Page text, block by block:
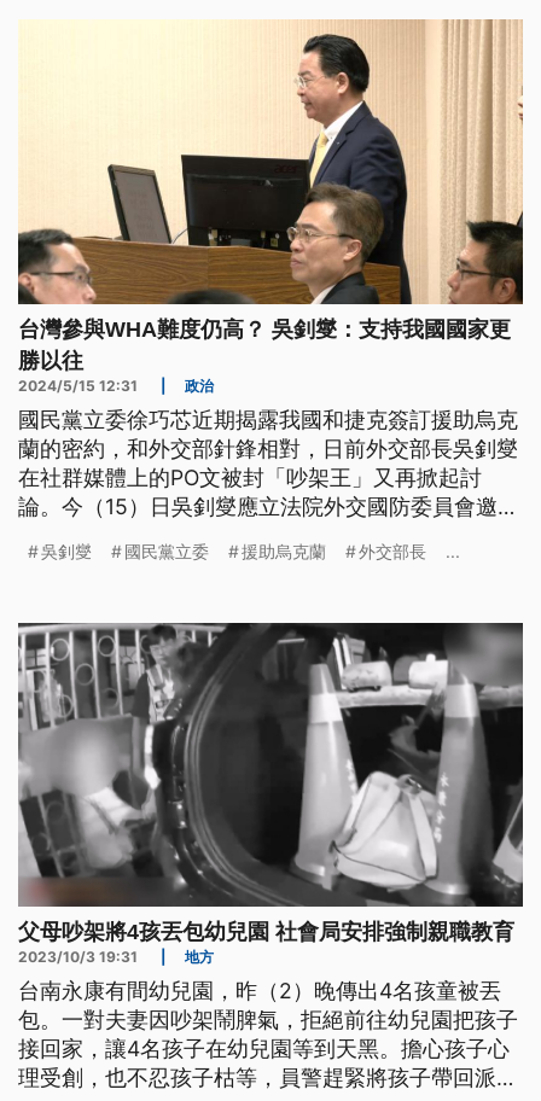
台灣參與WHA難度仍高？ 吳釗燮：支持我國國家更
勝以往
2024/5/15 12:31 政治
國民黨立委徐巧芯近期揭露我國和捷克簽訂援助烏克
蘭的密約，和外交部針鋒相對，日前外交部長吳釗燮
在社群媒體上的PO文被封「吵架王」又再掀起討
論。今（15）日吳釗燮應立法院外交國防委員會邀請
關內容，唇槍舌戰。
吳釗燮 國民黨立委 援助烏克蘭 外交部長 ...
父母吵架將4孩丟包幼兒園 社會局安排強制親職教育
2023/10/3 19:31 地方
台南永康有間幼兒園，昨（2）晚傳出4名孩童被丟
包。一對夫妻因吵架鬧脾氣，拒絕前往幼兒園把孩子
接回家，讓4名孩子在幼兒園等到天黑。擔心孩子心
理受創，也不忍孩子枯等，員警趕緊將孩子帶回派出